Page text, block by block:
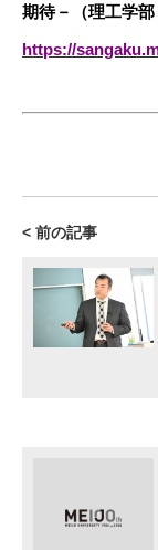
期待－（理工学部
https://
< 前の記事